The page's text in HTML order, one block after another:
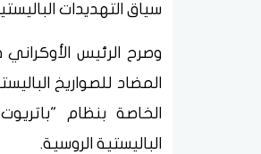
سياق التهديدات
وصرح الرئيس الأوكراني
المضاد للصواريخ
الخاصة بنظام
الباليستية الروسية.